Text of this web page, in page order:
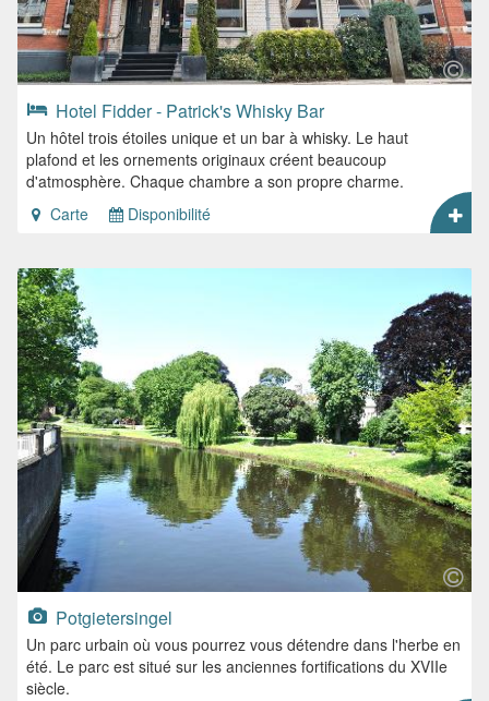
Hotel Fidder - Patrick's Whisky Bar
Un hôtel trois étoiles unique et un bar à whisky. Le haut
plafond et les ornements originaux créent beaucoup
d'atmosphère. Chaque chambre a son propre charme.
Carte
Disponibilité
Potgietersingel
Un parc urbain où vous pourrez vous détendre dans l'herbe en
été. Le parc est situé sur les anciennes fortifications du XVIIe
siècle.